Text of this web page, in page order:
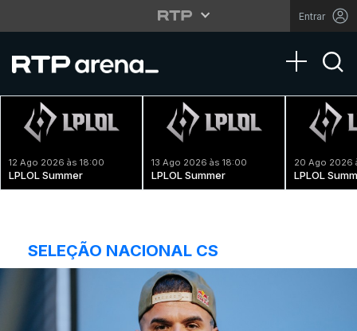
Entrar
Toggle
12 Ago 2026 às 18:00
LPLOL Summer
13 Ago 2026 às 18:00
LPLOL Summer
20 Ago 2026
LPLOL
SELEÇÃO NACIONAL CS